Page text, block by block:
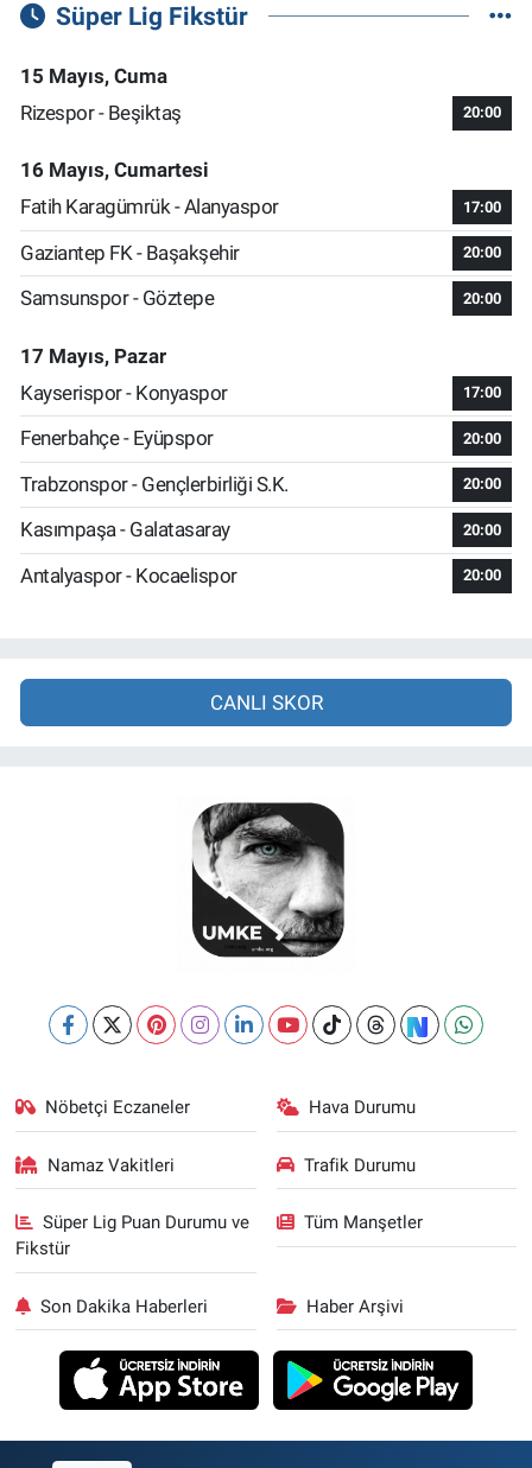
Süper Lig Fikstür
15 Mayıs, Cuma
Rizespor - Beşiktaş
20:00
16 Mayıs, Cumartesi
Fatih Karagümrük - Alanyaspor
17:00
Gaziantep FK - Başakşehir 20:00
Samsunspor - Göztepe 20:00
17 Mayıs, Pazar
Kayserispor - Konyaspor
17:00
Fenerbahçe - Eyüpspor 20:00
Trabzonspor - Gençlerbirliği S.K. 20:00
Kasımpaşa - Galatasaray 20:00
Antalyaspor - Kocaelispor 20:00
CANLI SKOR
Nöbetçi Eczaneler Hava Durumu
Namaz Vakitleri Trafik Durumu
Süper Lig Puan Durumu ve
Fikstür
Tüm Manşetler
Son Dakika Haberleri Haber Arşivi